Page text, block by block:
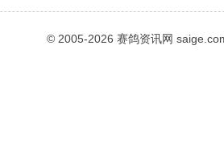
© 2005-2026 赛鸽资讯网